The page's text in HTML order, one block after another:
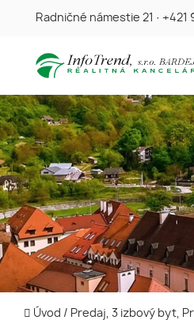
Radničné námestie 21 · +421
Úvod / Predaj, 3 izbový byt,